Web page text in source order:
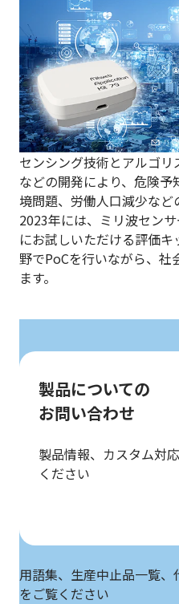
センシング技術とアルゴ
などの開発により、危険
境問題、労働人口減少など
2023年には、ミリ波セン
にお試しいただける評価
野でPoCを行いながら、社
ます。
製品についての
お問い合わせ
製品情報、カスタム対
ください
用語集、生産中止品一覧
をご覧ください